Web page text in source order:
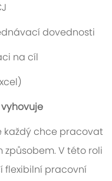
dovednosti
na cíl
každý chce pracovat
V této roli
flexibilní pracovní